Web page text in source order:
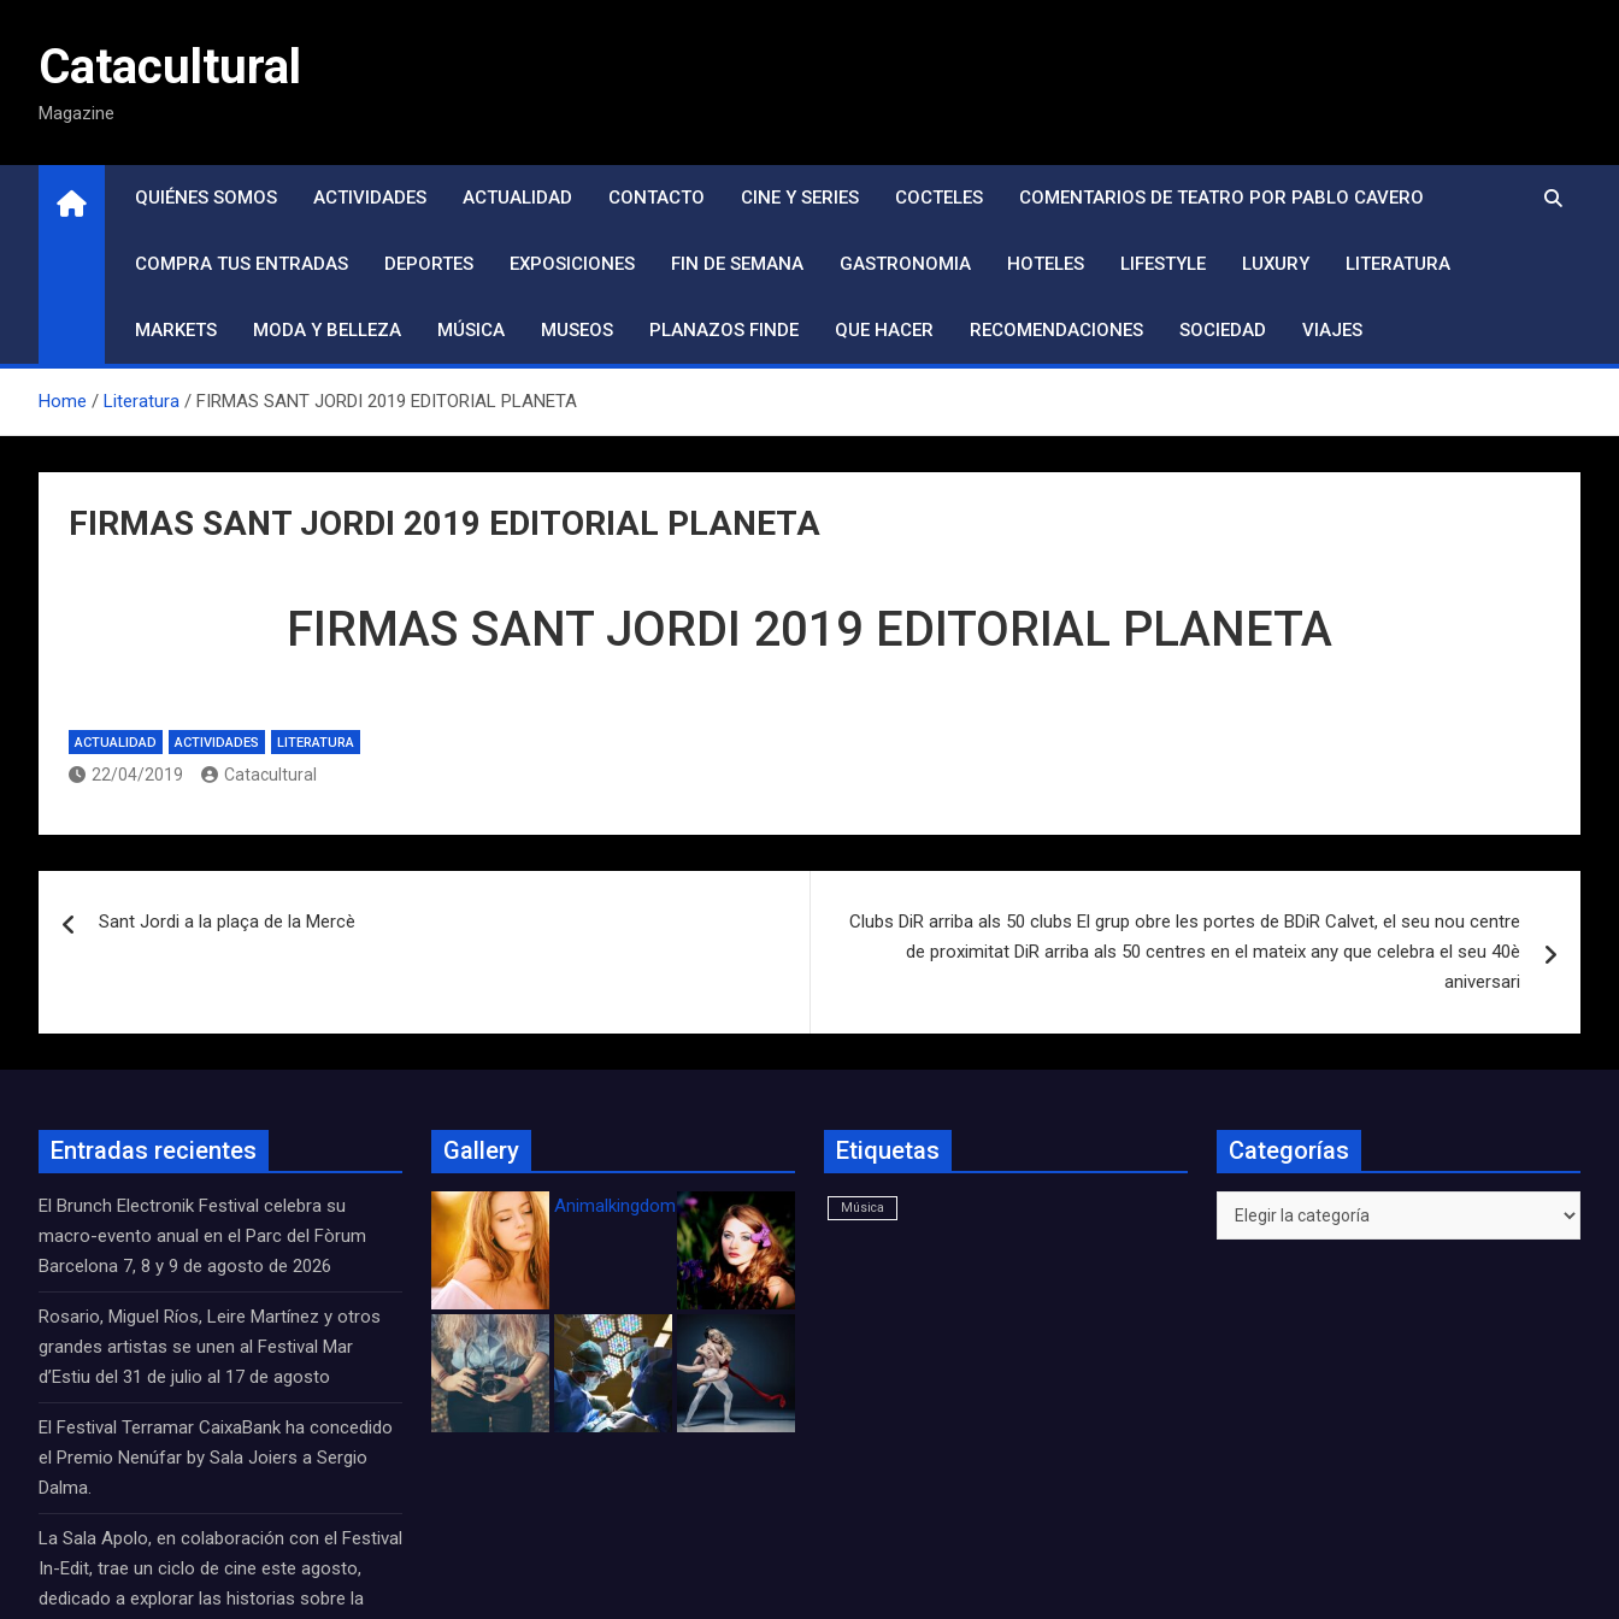
contenidoCatacultural
Magazine
QUIÉNES SOMOS ACTIVIDADES ACTUALIDAD CONTACTO CINE Y SERIES COCTELES COMENTARIOS DE TEATRO POR PABLO CAVERO
COMPRA TUS ENTRADAS DEPORTES EXPOSICIONES FIN DE SEMANA GASTRONOMIA HOTELES LIFESTYLE LUXURY LITERATURA
MARKETS MODA Y BELLEZA MÚSICA MUSEOS PLANAZOS FINDE QUE HACER RECOMENDACIONES SOCIEDAD VIAJES
Home Literatura FIRMAS SANT JORDI 2019 EDITORIAL PLANETA
FIRMAS SANT JORDI 2019 EDITORIAL PLANETA
FIRMAS SANT JORDI 2019 EDITORIAL PLANETA
ACTUALIDAD ACTIVIDADES LITERATURA
22/04/2019 Catacultural
de
Sant Jordi a la plaça de la Mercè
Clubs DiR arriba als 50 clubs El grup obre les portes de BDiR Calvet, el seu nou centre
de proximitat DiR arriba als 50 centres en el mateix any que celebra el seu 40è
aniversari
Entradas recientes
El Brunch Electronik Festival celebra su
macro-evento anual en el Parc del Fòrum
Barcelona 7, 8 y 9 de agosto de 2026
Rosario, Miguel Ríos, Leire Martínez y otros
grandes artistas se unen al Festival Mar
d’Estiu del 31 de julio al 17 de agosto
El Festival Terramar CaixaBank ha concedido
el Premio Nenúfar by Sala Joiers a Sergio
Dalma.
La Sala Apolo, en colaboración con el Festival
In-Edit, trae un ciclo de cine este agosto,
dedicado a explorar las historias sobre la
Gallery
Animalkingdom_FichaCine
Etiquetas
Música
Categorías
Categorías